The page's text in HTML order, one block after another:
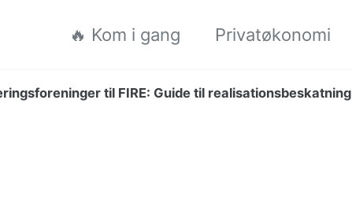
🔥 Kom i gang Privatøkonomi
til FIRE: Guide til realisationsbeskatning